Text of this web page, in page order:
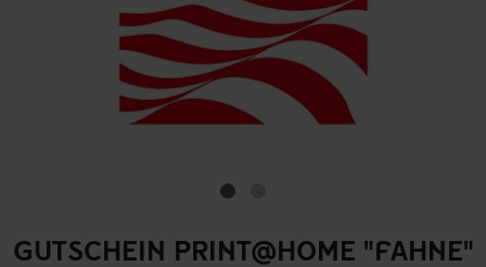
GUTSCHEIN PRINT@HOME "FAHNE"